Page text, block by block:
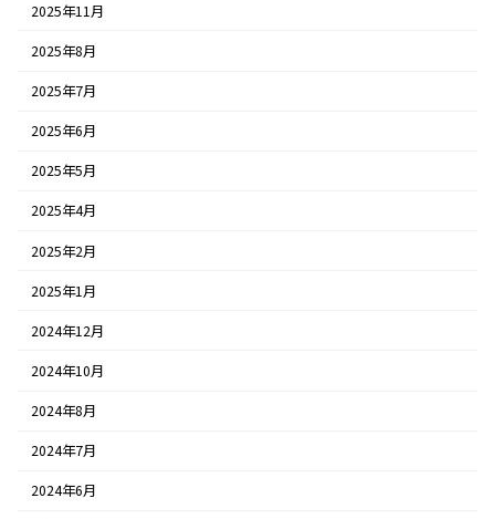
2025年11月
2025年8月
2025年7月
2025年6月
2025年5月
2025年4月
2025年2月
2025年1月
2024年12月
2024年10月
2024年8月
2024年7月
2024年6月